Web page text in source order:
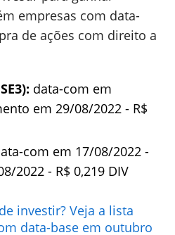
empresas com data-
de ações com direito a
data-com em
em 29/08/2022 - R$
com em 17/08/2022 -
2022 - R$ 0,219 DIV
investir? Veja a lista
data-base em outubro